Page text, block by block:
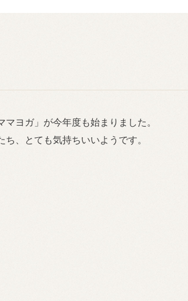
ヨガ」が今年度も始まりました。
、とても気持ちいいようです。